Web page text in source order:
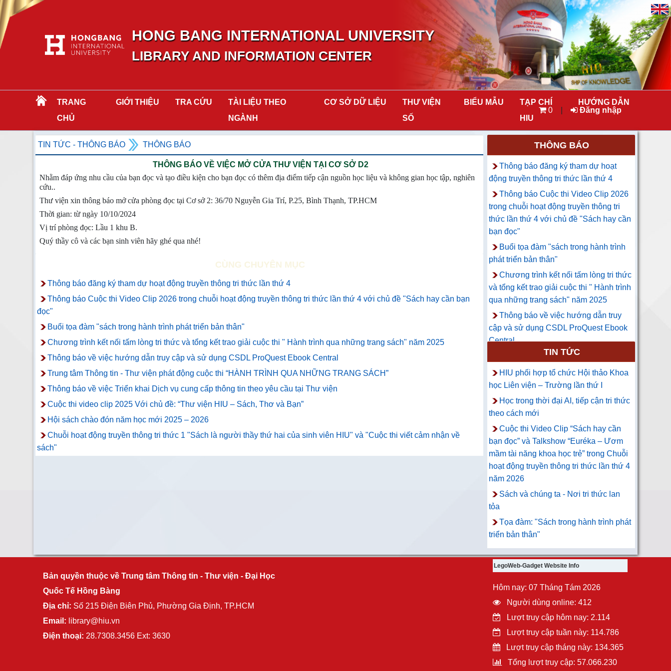
HONG BANG INTERNATIONAL UNIVERSITY
LIBRARY AND INFORMATION CENTER
TRANG
CHỦ
GIỚI THIỆU TRA CỨU
TÀI LIỆU THEO
NGÀNH
CƠ SỞ DỮ LIỆU
THƯ VIỆN
SỐ
BIỂU MẪU
TẠP CHÍ
HIU
HƯỚNG DẪN
0
Đăng nhập
TIN TỨC - THÔNG BÁO THÔNG BÁO
THÔNG BÁO VỀ VIỆC MỞ CỬA THƯ VIỆN TẠI CƠ SỞ D2
Nhằm đáp ứng nhu cầu của bạn đọc và tạo điều kiện cho bạn đọc có thêm địa điểm tiếp cận nguồn học liệu và không gian học tập, nghiên
cứu..
Thư viện xin thông báo mở cửa phòng đọc tại Cơ sở 2: 36/70 Nguyễn Gia Trí, P.25, Bình Thạnh, TP.HCM
Thời gian: từ ngày 10/10/2024
Vị trí phòng đọc: Lầu 1 khu B.
Quý thầy cô và các bạn sinh viên hãy ghé qua nhé!
CÙNG CHUYÊN MỤC
Thông báo đăng ký tham dự hoạt động truyền thông tri thức lần thứ 4
Thông báo Cuộc thi Video Clip 2026 trong chuỗi hoạt động truyền thông tri thức lần thứ 4 với chủ đề "Sách hay cần bạn
đọc"
Buổi tọa đàm "sách trong hành trình phát triển bản thân"
Chương trình kết nối tấm lòng tri thức và tổng kết trao giải cuộc thi " Hành trình qua những trang sách" năm 2025
Thông báo về việc hướng dẫn truy cập và sử dụng CSDL ProQuest Ebook Central
Trung tâm Thông tin - Thư viện phát động cuộc thi “HÀNH TRÌNH QUA NHỮNG TRANG SÁCH”
Thông báo về việc Triển khai Dịch vụ cung cấp thông tin theo yêu cầu tại Thư viện
Cuộc thi video clip 2025 Với chủ đề: “Thư viện HIU – Sách, Thơ và Bạn”
Hội sách chào đón năm học mới 2025 – 2026
Chuỗi hoạt động truyền thông tri thức 1 "Sách là người thầy thứ hai của sinh viên HIU" và "Cuộc thi viết cảm nhận về
sách"
THÔNG BÁO
Thông báo đăng ký tham dự hoạt
động truyền thông tri thức lần thứ 4
Thông báo Cuộc thi Video Clip 2026
trong chuỗi hoạt động truyền thông tri
thức lần thứ 4 với chủ đề "Sách hay cần
bạn đọc"
Buổi tọa đàm "sách trong hành trình
phát triển bản thân"
Chương trình kết nối tấm lòng tri thức
và tổng kết trao giải cuộc thi " Hành trình
qua những trang sách" năm 2025
Thông báo về việc hướng dẫn truy
cập và sử dụng CSDL ProQuest Ebook
Central
TIN TỨC
HIU phối hợp tổ chức Hội thảo Khoa
học Liên viện – Trường lần thứ I
Học trong thời đại AI, tiếp cận tri thức
theo cách mới
Cuộc thi Video Clip “Sách hay cần
bạn đọc” và Talkshow “Euréka – Ươm
mầm tài năng khoa học trẻ” trong Chuỗi
hoạt động truyền thông tri thức lần thứ 4
năm 2026
Sách và chúng ta - Nơi tri thức lan
tỏa
Tọa đàm: "Sách trong hành trình phát
triển bản thân"
Bản quyền thuộc về Trung tâm Thông tin - Thư viện - Đại Học
Quốc Tế Hồng Bàng
Địa chỉ: Số 215 Điện Biên Phủ, Phường Gia Định, TP.HCM
Email: library@hiu.vn
Điện thoại: 28.7308.3456 Ext: 3630
LegoWeb-Gadget Website Info
Hôm nay: 07 Tháng Tám 2026
Người dùng online: 412
Lượt truy cập hôm nay: 2.114
Lượt truy cập tuần này: 114.786
Lượt truy cập tháng này: 134.365
Tổng lượt truy cập: 57.066.230